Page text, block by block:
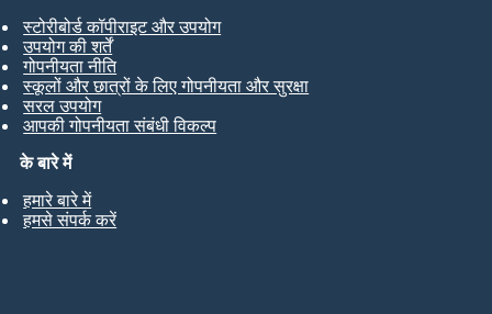
के बारे में
हमारे बारे में
हमसे संपर्क करें
स्टोरीबोर्ड कॉपीराइट और उपयोग
उपयोग की शर्तें
गोपनीयता नीति
स्कूलों और छात्रों के लिए गोपनीयता और सुरक्षा
सरल उपयोग
आपकी गोपनीयता संबंधी विकल्प